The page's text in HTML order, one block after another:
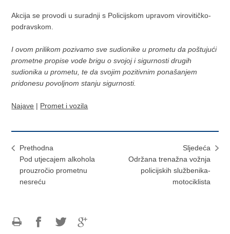
Akcija se provodi u suradnji s Policijskom upravom virovitičko-
podravskom.
I ovom prilikom pozivamo sve sudionike u prometu da poštujući
prometne propise vode brigu o svojoj i sigurnosti drugih
sudionika u prometu, te da svojim pozitivnim ponašanjem
pridonesu povoljnom stanju sigurnosti.
Najave | Promet i vozila
Prethodna
Pod utjecajem alkohola
prouzročio prometnu
nesreću
Sljedeća
Održana trenažna vožnja
policijskih službenika-
motociklista